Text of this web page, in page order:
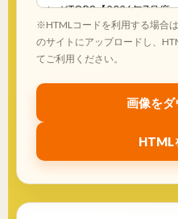
※HTMLコードを利用する場合
のサイトにアップロードし、
てご利用ください。
画像をダ
HTML